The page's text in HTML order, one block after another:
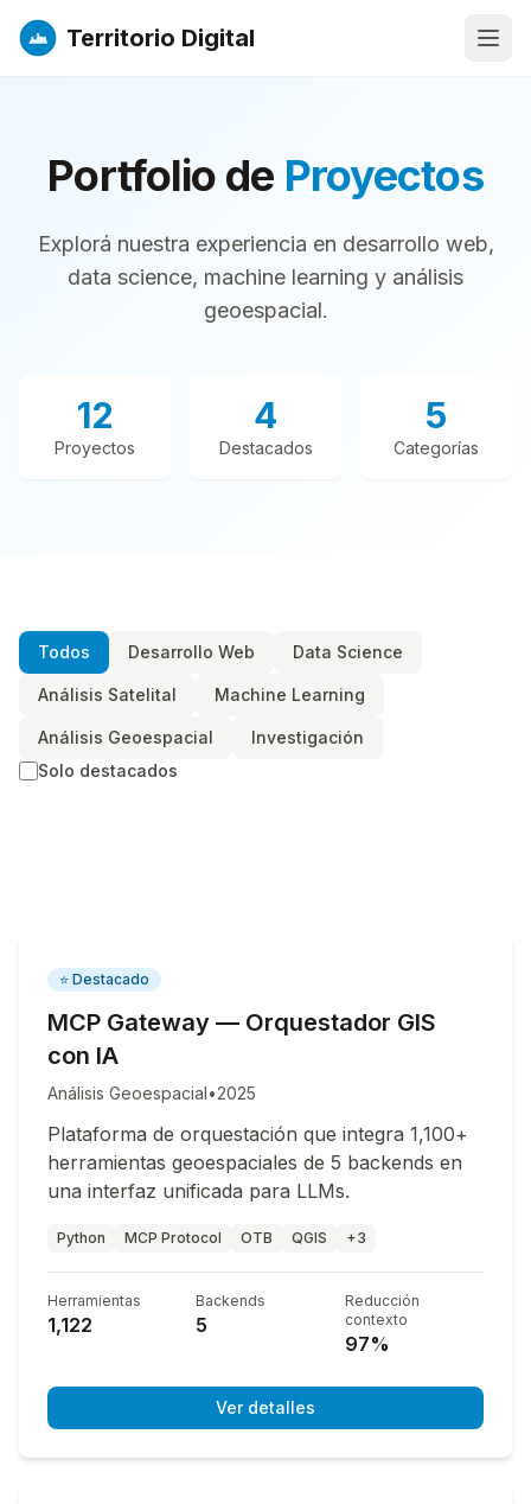
Territorio Digital
Portfolio de Proyectos
Explorá nuestra experiencia en desarrollo web,
data science, machine learning y análisis
geoespacial.
12
Proyectos
4
Destacados
5
Categorías
Todos Desarrollo Web Data Science
Análisis Satelital Machine Learning
Análisis Geoespacial
Investigación
Solo destacados
⭐ Destacado
MCP Gateway — Orquestador GIS
con IA
Análisis Geoespacial•2025
Plataforma de orquestación que integra 1,100+
herramientas geoespaciales de 5 backends en
una interfaz unificada para LLMs.
Python MCP Protocol OTB QGIS +3
Herramientas
1,122
Backends
5
Reducción
contexto
97%
Ver detalles